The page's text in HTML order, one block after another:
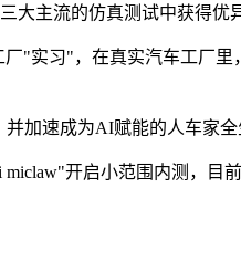
大主流的仿真测试中获得优
"实习"，在真实汽车工厂
加速成为AI赋能的人车家全
开启小范围内测，目